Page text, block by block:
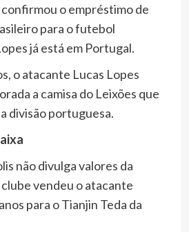
o empréstimo de
para o futebol
já está em Portugal.
o atacante Lucas Lopes
a camisa do Leixões que
divisão portuguesa.
não divulga valores da
vendeu o atacante
para o Tianjin Teda da